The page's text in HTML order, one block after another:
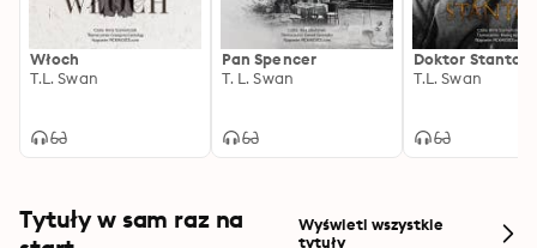
Włoch
T.L. Swan
Pan Spencer
T. L. Swan
Doktor Stanton
T.L. Swan
Tytuły w sam raz na
Wyświetl wszystkie
tytuły